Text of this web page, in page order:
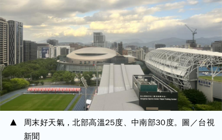
周末好天氣，北部高溫25度、中南部30度。圖／台視
新聞